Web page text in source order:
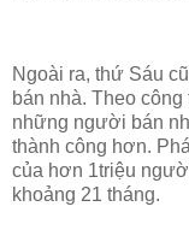
Ngoài ra, thứ Sáu
bán nhà. Theo
những người bán
thành công hơn.
của hơn 1triệu
khoảng 21 tháng.